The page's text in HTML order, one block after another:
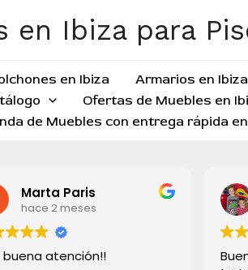
en Ibiza para
en Ibiza Armarios en Ibiza
Ofertas de Muebles en
de Muebles con entrega rápida
Marta Paris
hace 2 meses
buena atención!!